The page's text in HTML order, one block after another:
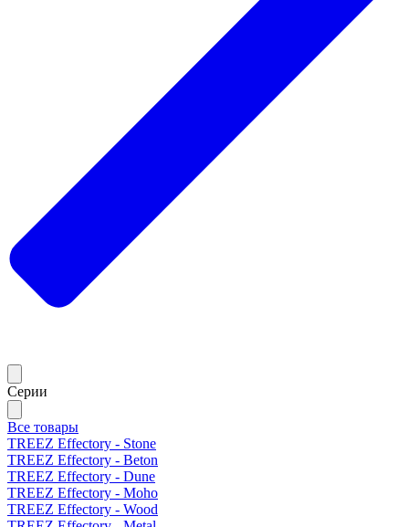
Серии
Все товары
TREEZ Effectory - Stone
TREEZ Effectory - Beton
TREEZ Effectory - Dune
TREEZ Effectory - Moho
TREEZ Effectory - Wood